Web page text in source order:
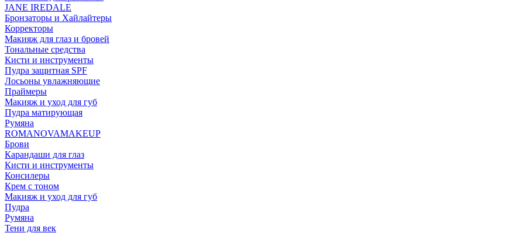
JANE IREDALE
Бронзаторы и Хайлайтеры
Корректоры
Макияж для глаз и бровей
Тональные средства
Кисти и инструменты
Пудра защитная SPF
Лосьоны увлажняющие
Праймеры
Макияж и уход для губ
Пудра матирующая
Румяна
ROMANOVAMAKEUP
Брови
Карандаши для глаз
Кисти и инструменты
Консилеры
Крем с тоном
Макияж и уход для губ
Пудра
Румяна
Тени для век